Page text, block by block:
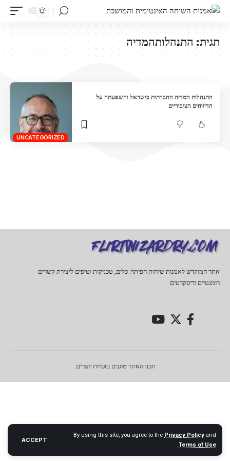
By using this site, you agree to the Privacy Policy and
Terms of Use
.
ACCEPT
תגית: התנהלותהמדיה
UNCATEGORIZED
התנהלות המדיה החברתית בישראל והשפעתה על
הדיווחים הציבוריים
אתר המוקדש לאמנות שיחות הפיתוי: כלים, טכניקות וטיפים ליצירת קשרים
רומנטיים.ודיסקרטים
תכני האתר מוגנים בזכויות יוצרים.